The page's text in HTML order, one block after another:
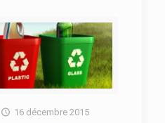
16 décembre 2015